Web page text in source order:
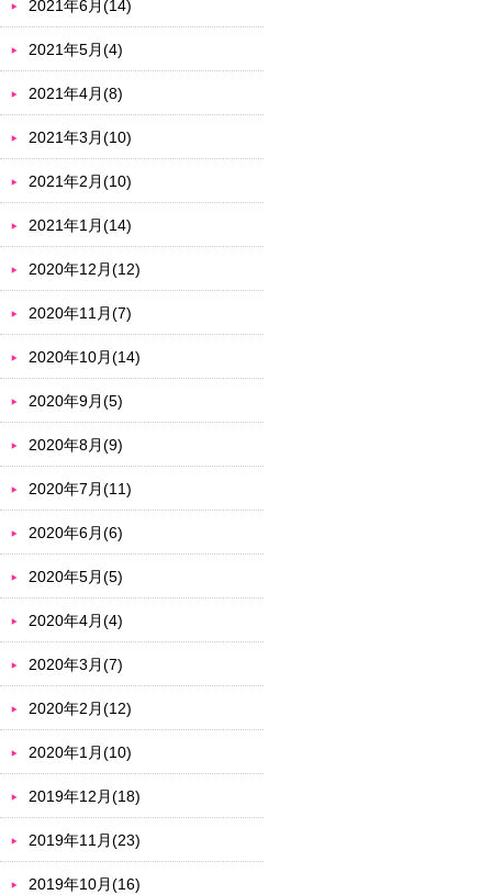
2021年6月(14)
2021年5月(4)
2021年4月(8)
2021年3月(10)
2021年2月(10)
2021年1月(14)
2020年12月(12)
2020年11月(7)
2020年10月(14)
2020年9月(5)
2020年8月(9)
2020年7月(11)
2020年6月(6)
2020年5月(5)
2020年4月(4)
2020年3月(7)
2020年2月(12)
2020年1月(10)
2019年12月(18)
2019年11月(23)
2019年10月(16)